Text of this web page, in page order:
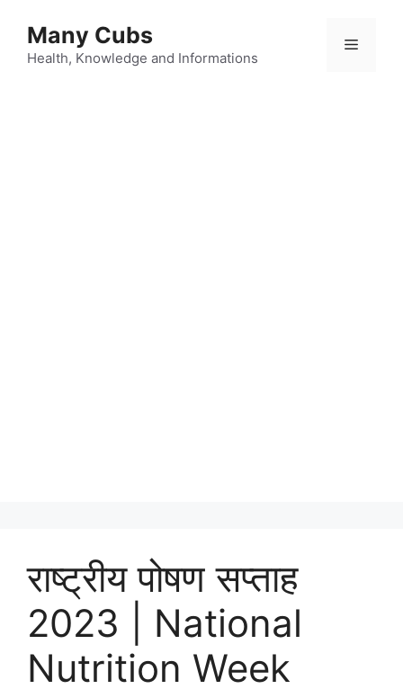
Many Cubs
Health, Knowledge and Informations
राष्ट्रीय पोषण सप्ताह
2023 | National
Nutrition Week